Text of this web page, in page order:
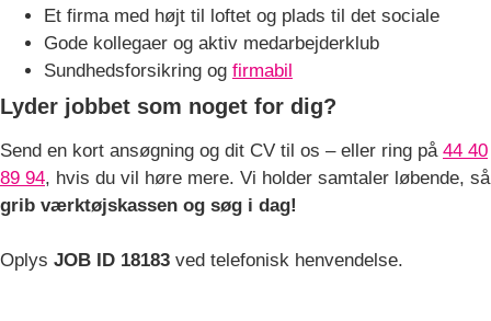
Et firma med højt til loftet og plads til det sociale
Gode kollegaer og aktiv medarbejderklub
Sundhedsforsikring og firmabil
Lyder jobbet som noget for dig?
Send en kort ansøgning og dit CV til os – eller ring på 44 40
89 94, hvis du vil høre mere. Vi holder samtaler løbende, så
grib værktøjskassen og søg i dag!
Oplys JOB ID 18183 ved telefonisk henvendelse.